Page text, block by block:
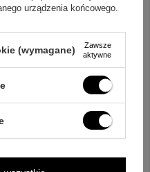
na tabliczkę dedykacyjną?
a tabliczka zostanie
projektów
go do okazji.
urządzenia końcowego.
(wymagane)
Zawsze
aktywne